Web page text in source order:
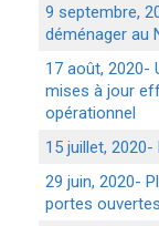
9 septembre,
déménager au
17 août, 2020-
mises à jour
opérationnel
15 juillet,
29 juin, 2020-
portes